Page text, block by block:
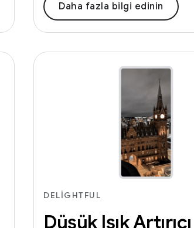
Daha fazla bilgi edinin
DELIGHTFUL
Düşük Işık Artırıcı